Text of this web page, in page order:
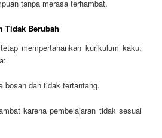
tanpa merasa terhambat.
Tidak Berubah
mempertahankan kurikulum kaku,
bosan dan tidak tertantang.
karena pembelajaran tidak sesuai